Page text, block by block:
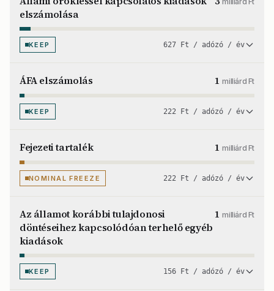
elszámolása
KEEP 627 Ft / adózó / év
ÁFA elszámolás 1milliárd Ft
KEEP 222 Ft / adózó / év
Fejezeti tartalék 1milliárd Ft
NOMINAL FREEZE 222 Ft / adózó / év
Az államot korábbi tulajdonosi
döntéseihez kapcsolódóan terhelő egyéb
kiadások
1milliárd Ft
KEEP 156 Ft / adózó / év